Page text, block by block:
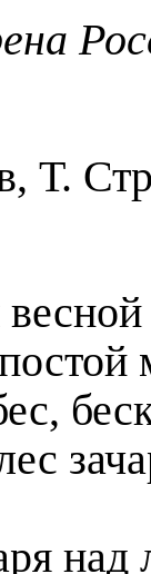
Т.
над